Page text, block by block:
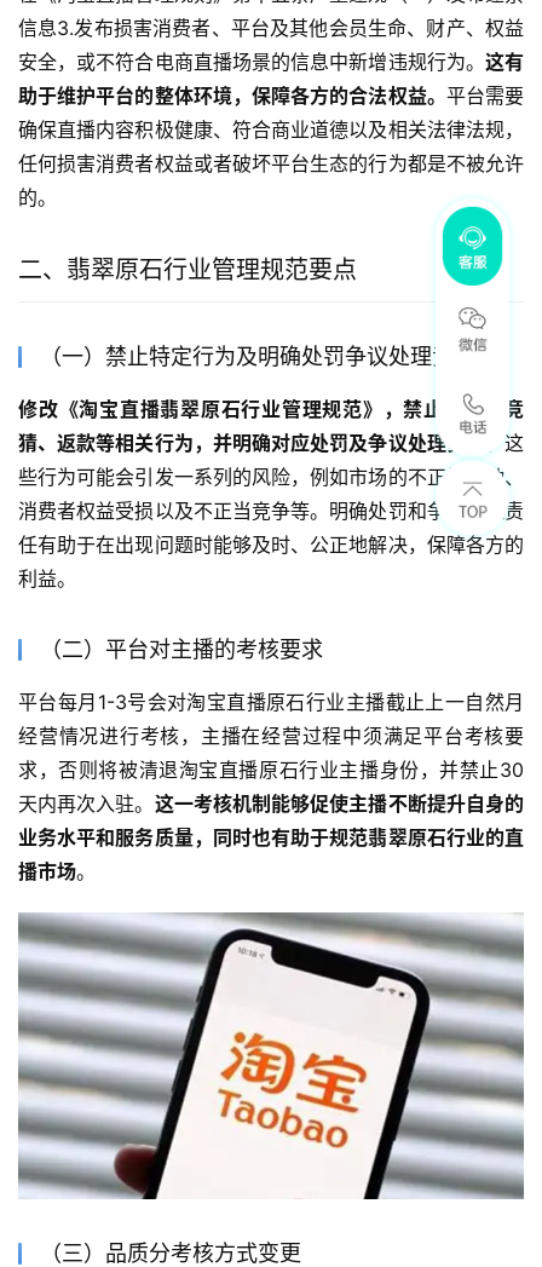
信息3.发布损害消费者、平台及其他会员生命、财产、权益
安全，或不符合电商直播场景的信息中新增违规行为。 这有
助于维护平台的整体环境，保障各方的合法权益。 平台需要
确保直播内容积极健康、符合商业道德以及相关法律法规，
任何损害消费者权益或者破坏平台生态的行为都是不被允许
的。
二、翡翠原石行业管理规范要点
（一）禁止特定行为及明确处罚争议处理责任
修改《淘宝直播翡翠原石行业管理规范》，禁止合车、竞
猜、返款等相关行为，并明确对应处罚及争议处理责任。 这
些行为可能会引发一系列的风险，例如市场的不正常波动、
消费者权益受损以及不正当竞争等。明确处罚和争议处理责
任有助于在出现问题时能够及时、公正地解决，保障各方的
利益。
（二）平台对主播的考核要求
平台每月1-3号会对淘宝直播原石行业主播截止上一自然月
经营情况进行考核，主播在经营过程中须满足平台考核要
求，否则将被清退淘宝直播原石行业主播身份，并禁止30
天内再次入驻。 这一考核机制能够促使主播不断提升自身的
业务水平和服务质量，同时也有助于规范翡翠原石行业的直
播市场。
（三）品质分考核方式变更